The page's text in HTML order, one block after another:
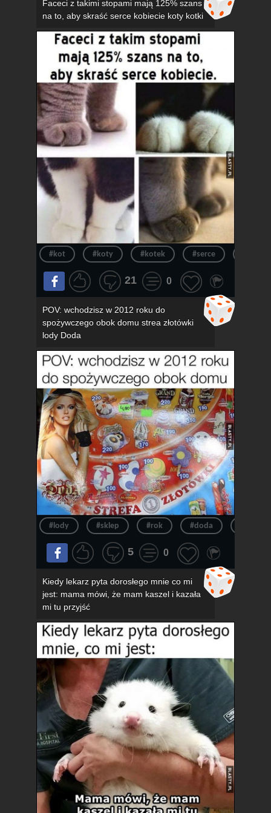
Faceci z takimi stopami mają 125% szans
na to, aby skraść serce kobiecie koty kotki
#kot #koty #kotek #serce
21 0
POV: wchodzisz w 2012 roku do
spożywczego obok domu strea złotówki
lody Doda
#lody #sklep #rok #doda
5 0
Kiedy lekarz pyta dorosłego mnie co mi
jest: mama mówi, że mam kaszel i kazała
mi tu przyjść